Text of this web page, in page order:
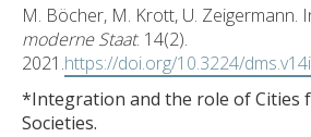
M. Böcher, M. Krott, U. Zeigermann.
moderne Staat. 14(2).
2021.https://doi.org/10.3224/
*Integration and the role of Cities
Societies.